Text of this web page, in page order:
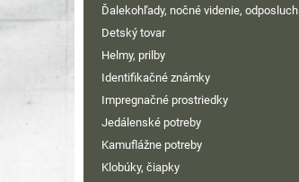
Ďalekohľady, nočné videnie, odposluch
Detský tovar
Helmy, prilby
Identifikačné známky
Impregnačné prostriedky
Jedálenské potreby
Kamuflážne potreby
Klobúky, čiapky